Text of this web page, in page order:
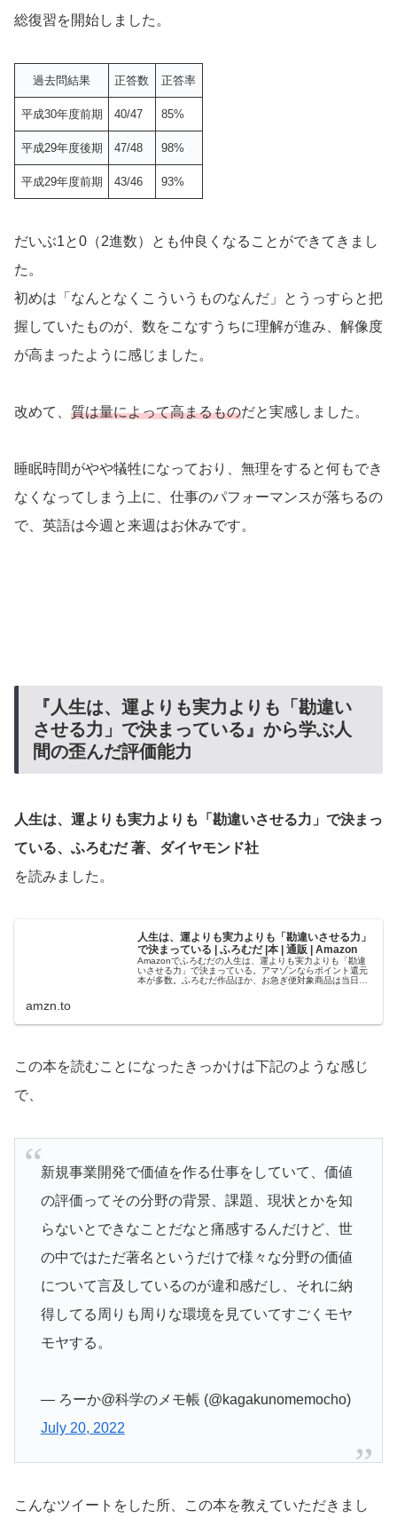
総復習を開始しました。
過去問結果 正答数 正答率
平成30年度前期 40/47 85%
平成29年度後期 47/48 98%
平成29年度前期 43/46 93%
だいぶ1と0（2進数）とも仲良くなることができてきまし
た。
初めは「なんとなくこういうものなんだ」とうっすらと把
握していたものが、数をこなすうちに理解が進み、解像度
が高まったように感じました。
改めて、 質は量によって高まるものだと実感しました。
睡眠時間がやや犠牲になっており、無理をすると何もでき
なくなってしまう上に、仕事のパフォーマンスが落ちるの
で、英語は今週と来週はお休みです。
『人生は、運よりも実力よりも「勘違い
させる力」で決まっている』から学ぶ人
間の歪んだ評価能力
人生は、運よりも実力よりも「勘違いさせる力」で決まっ
ている、ふろむだ 著、ダイヤモンド社
を読みました。
人生は、運よりも実力よりも「勘違いさせる力」
で決まっている | ふろむだ |本 | 通販 | Amazon
Amazonでふろむだの人生は、運よりも実力よりも「勘違
いさせる力」で決まっている。アマゾンならポイント還元
本が多数。ふろむだ作品ほか、お急ぎ便対象商品は当日お
amzn.to
この本を読むことになったきっかけは下記のような感じ
で、
新規事業開発で価値を作る仕事をしていて、価値
の評価ってその分野の背景、課題、現状とかを知
らないとできなことだなと痛感するんだけど、世
の中ではただ著名というだけで様々な分野の価値
について言及しているのが違和感だし、それに納
得してる周りも周りな環境を見ていてすごくモヤ
モヤする。
— ろーか@科学のメモ帳 (@kagakunomemocho)
July 20, 2022
こんなツイートをした所、この本を教えていただきまし